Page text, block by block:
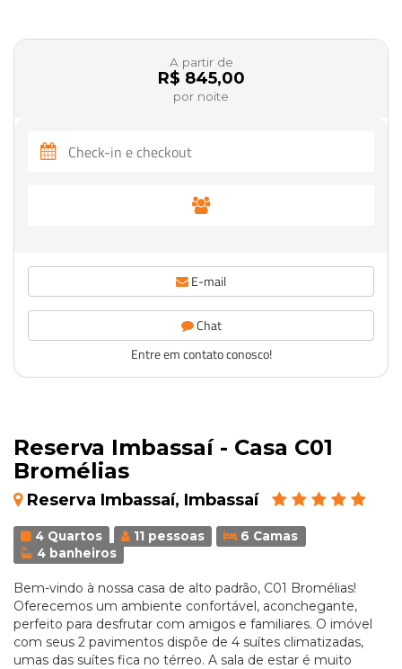
Reserva Imbassaí - Casa C01
Bromélias
Reserva Imbassaí, Imbassaí
4 Quartos 11 pessoas
6 Camas
4 banheiros
Bem-vindo à nossa casa de alto padrão, C01 Bromélias!
Oferecemos um ambiente confortável, aconchegante,
perfeito para desfrutar com amigos e familiares. O imóvel
com seus 2 pavimentos dispõe de 4 suítes climatizadas,
umas das suítes fica no térreo. A sala de estar é muito
A partir de
R$ 845,00
por noite
E-mail
Chat
Entre em contato conosco!